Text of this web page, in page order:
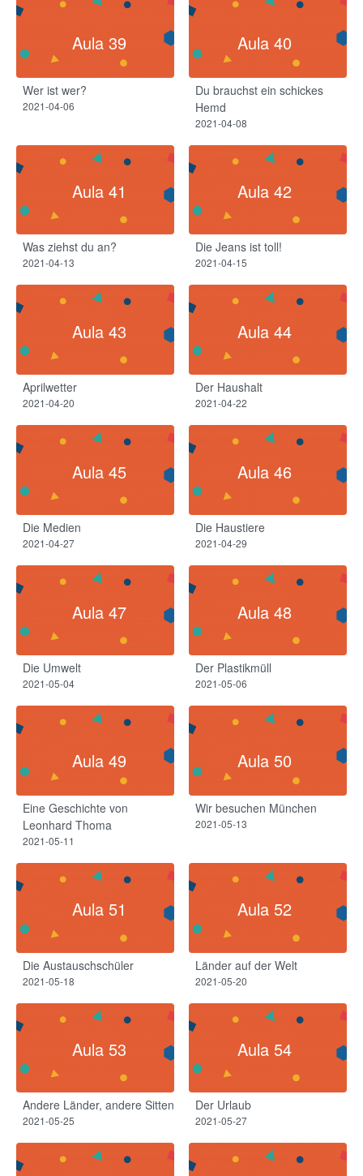
Aula 39
Wer ist wer?
2021-04-06
Aula 40
Du brauchst ein schickes
Hemd
2021-04-08
Aula 41
Was ziehst du an?
2021-04-13
Aula 42
Die Jeans ist toll!
2021-04-15
Aula 43
Aprilwetter​
2021-04-20
Aula 44
Der Haushalt​
2021-04-22
Aula 45
Die Medien
2021-04-27
Aula 46
Die Haustiere
2021-04-29
Aula 47
Die Umwelt
2021-05-04
Aula 48
Der Plastikmüll
2021-05-06
Aula 49
Eine Geschichte von
Leonhard Thoma
2021-05-11
Aula 50
Wir besuchen München
2021-05-13
Aula 51
Die Austauschschüler
2021-05-18
Aula 52
Länder auf der Welt
2021-05-20
Aula 53
Andere Länder, andere Sitten
2021-05-25
Aula 54
Der Urlaub
2021-05-27